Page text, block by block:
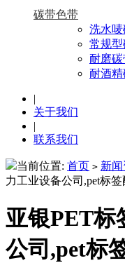
碳带色带
洗水
常规
耐磨碳
耐酒
|
关于我们
|
联系我们
当前位置: 首页 > 新
力工业设备公司,pet标
亚银PET标
公司,pet标